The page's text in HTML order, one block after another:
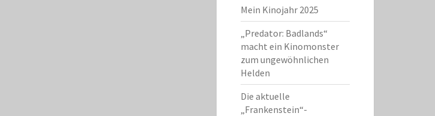
Mein Kinojahr 2025
„Predator: Badlands“
macht ein Kinomonster
zum ungewöhnlichen
Helden
Die aktuelle
„Frankenstein“-